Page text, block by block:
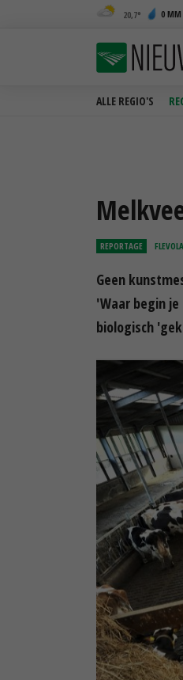
20,7 0 MM
ALLE REGIO'S
REPORTAGE
Geen
'Waar begin
biologisch